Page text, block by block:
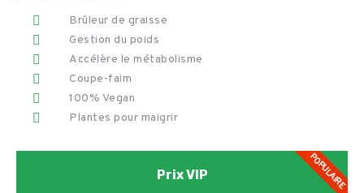
Brûleur de graisse
Gestion du poids
Accélère le métabolisme
Coupe-faim
100% Vegan
Plantes pour maigrir
Prix VIP POPULAIRE